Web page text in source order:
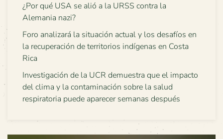
¿Por qué USA se alió a la URSS contra la
Alemania nazi?
Foro analizará la situación actual y los desafíos en
la recuperación de territorios indígenas en Costa
Rica
Investigación de la UCR demuestra que el impacto
del clima y la contaminación sobre la salud
respiratoria puede aparecer semanas después